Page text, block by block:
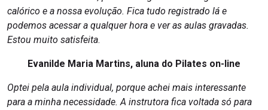
calórico e a nossa evolução. Fica tudo registrado lá e
podemos acessar a qualquer hora e ver as aulas gravadas.
Estou muito satisfeita.
Evanilde Maria Martins, aluna do Pilates on-line
Optei pela aula individual, porque achei mais interessante
para a minha necessidade. A instrutora fica voltada só para